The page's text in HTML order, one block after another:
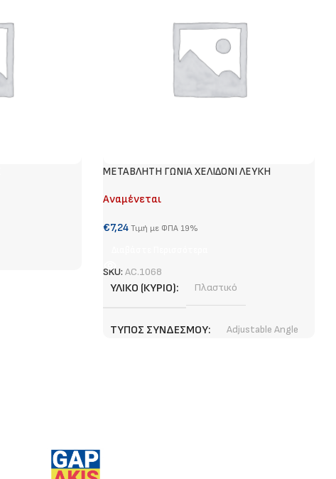
METABΛΗΤΗ ΓΩΝΙΑ ΧΕΛΙΔΟΝΙ ΛΕΥΚΗ
Αναμένεται
€7,24 Τιμή με ΦΠΑ 19%
SKU: AC.1068
ΥΛΙΚΌ (ΚΎΡΙΟ) Πλαστικό
ΤΎΠΟΣ ΣΥΝΔΈΣΜΟΥ Adjustable Angle